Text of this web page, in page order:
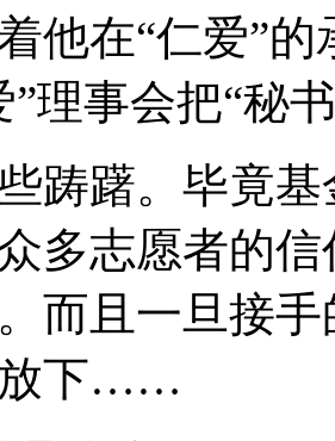
他在“仁爱”
”理事会把“秘
踌躇。毕竟
多志愿者的
而且一旦接
放下……